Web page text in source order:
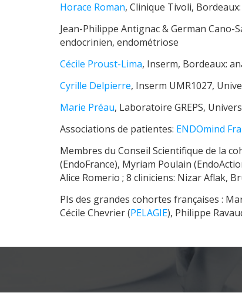
Horace Roman, Clinique Tivoli,
Jean-Philippe Antignac & German Cano-
endocrinien, endométriose
Cécile Proust-Lima, Inserm, Bordeaux:
Cyrille Delpierre, Inserm UMR1027,
Marie Préau, Laboratoire GREPS,
Associations de patientes: ENDOmind
Membres du Conseil Scientifique de la
(EndoFrance), Myriam Poulain
Alice Romerio ; 8 cliniciens: Nizar Aflak,
PIs des grandes cohortes françaises :
Cécile Chevrier (PELAGIE), Philippe